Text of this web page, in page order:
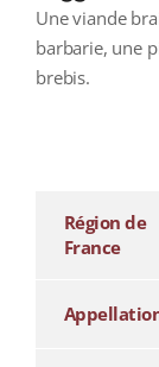
Une viande
barbarie, une
brebis.
Région de
France